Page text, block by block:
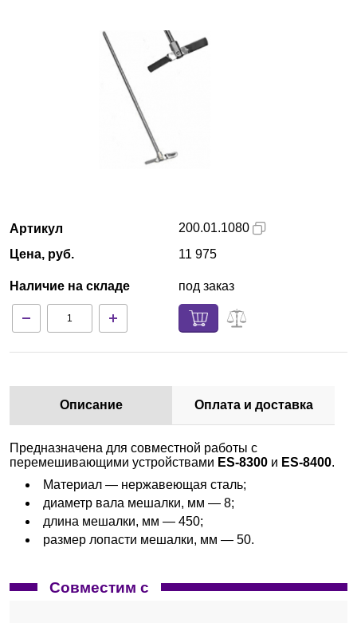
Партнеры
Технический сервис
Артикул
Цена, руб.
Наличие на складе
200.01.1080
11 975
под заказ
Описание Оплата и доставка
Предназначена для совместной работы с
перемешивающими устройствами ES-8300 и ES-8400.
Материал — нержавеющая сталь;
диаметр вала мешалки, мм — 8;
длина мешалки, мм — 450;
размер лопасти мешалки, мм — 50.
Совместим с